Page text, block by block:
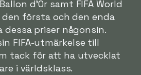
d'Or samt FIFA World
den första och den enda
priser någonsin.
FIFA-utmärkelse till
tack för att ha utvecklat
i världsklass.